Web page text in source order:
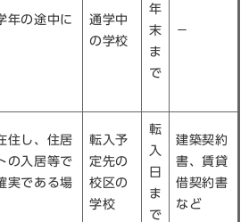
年の途中に
通学中
の学校
年
末
ま
で
－
住し、住居
の入居等で
実である場
転入予
定先の
校区の
学校
転
入
日
ま
で
建築契約
書、賃貸
借契約書
など